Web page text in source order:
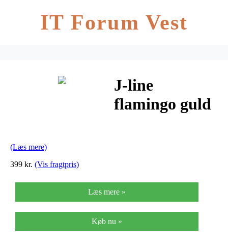
IT Forum Vest
J-line
flamingo guld
(Læs mere)
399 kr. (Vis fragtpris)
Læs mere »
Køb nu »